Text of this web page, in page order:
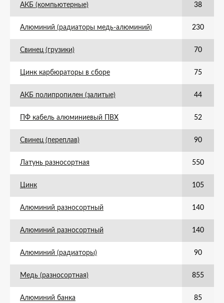
АКБ (компьютерные) 38
Алюминий (радиаторы медь-алюминий) 230
Свинец (грузики) 70
Цинк карбюраторы в сборе 75
АКБ полипропилен (залитые) 44
ПФ кабель алюминиевый ПВХ 52
Свинец (переплав) 90
Латунь разносортная 550
Цинк 105
Алюминий разносортный 140
Алюминий разносортный 140
Алюминий (радиаторы) 90
Медь (разносортная) 855
Алюминий банка 85